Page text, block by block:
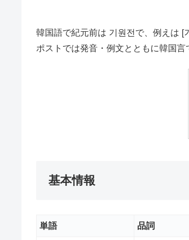
韓国語で紀元前は 기원전で、例えは
ポストでは発音・例文とともに韓国言
基本情報
単語 品詞